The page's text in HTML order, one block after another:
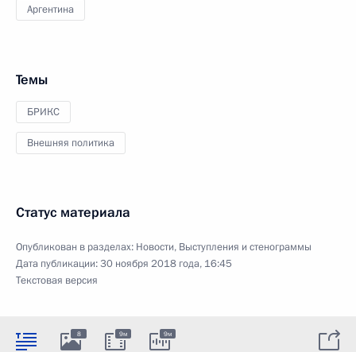
Аргентина
Темы
БРИКС
Внешняя политика
Статус материала
Опубликован в разделах: Новости, Выступления и стенограммы
Дата публикации:30 ноября 2018 года, 16:45
Текстовая версия
8 9м 9м